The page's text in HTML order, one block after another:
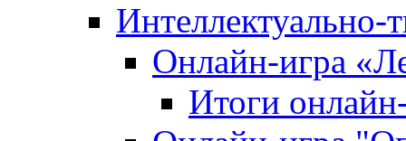
Интеллектуально-
Онлайн-игра
Итоги